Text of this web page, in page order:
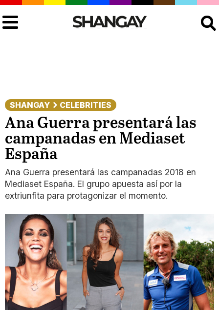
SHANGAY CELEBRITIES
Ana Guerra presentará las
campanadas en Mediaset
España
Ana Guerra presentará las campanadas 2018 en
Mediaset España. El grupo apuesta así por la
extriunfita para protagonizar el momento.